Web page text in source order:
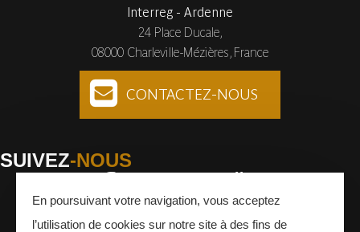
Interreg - Ardenne
24 Place Ducale,
08000 Charleville-Mézières, France
CONTACTEZ-NOUS
SUIVEZ-NOUS
Facebook Instagram Youtube
En poursuivant votre navigation, vous acceptez
l’utilisation de cookies sur notre site à des fins de